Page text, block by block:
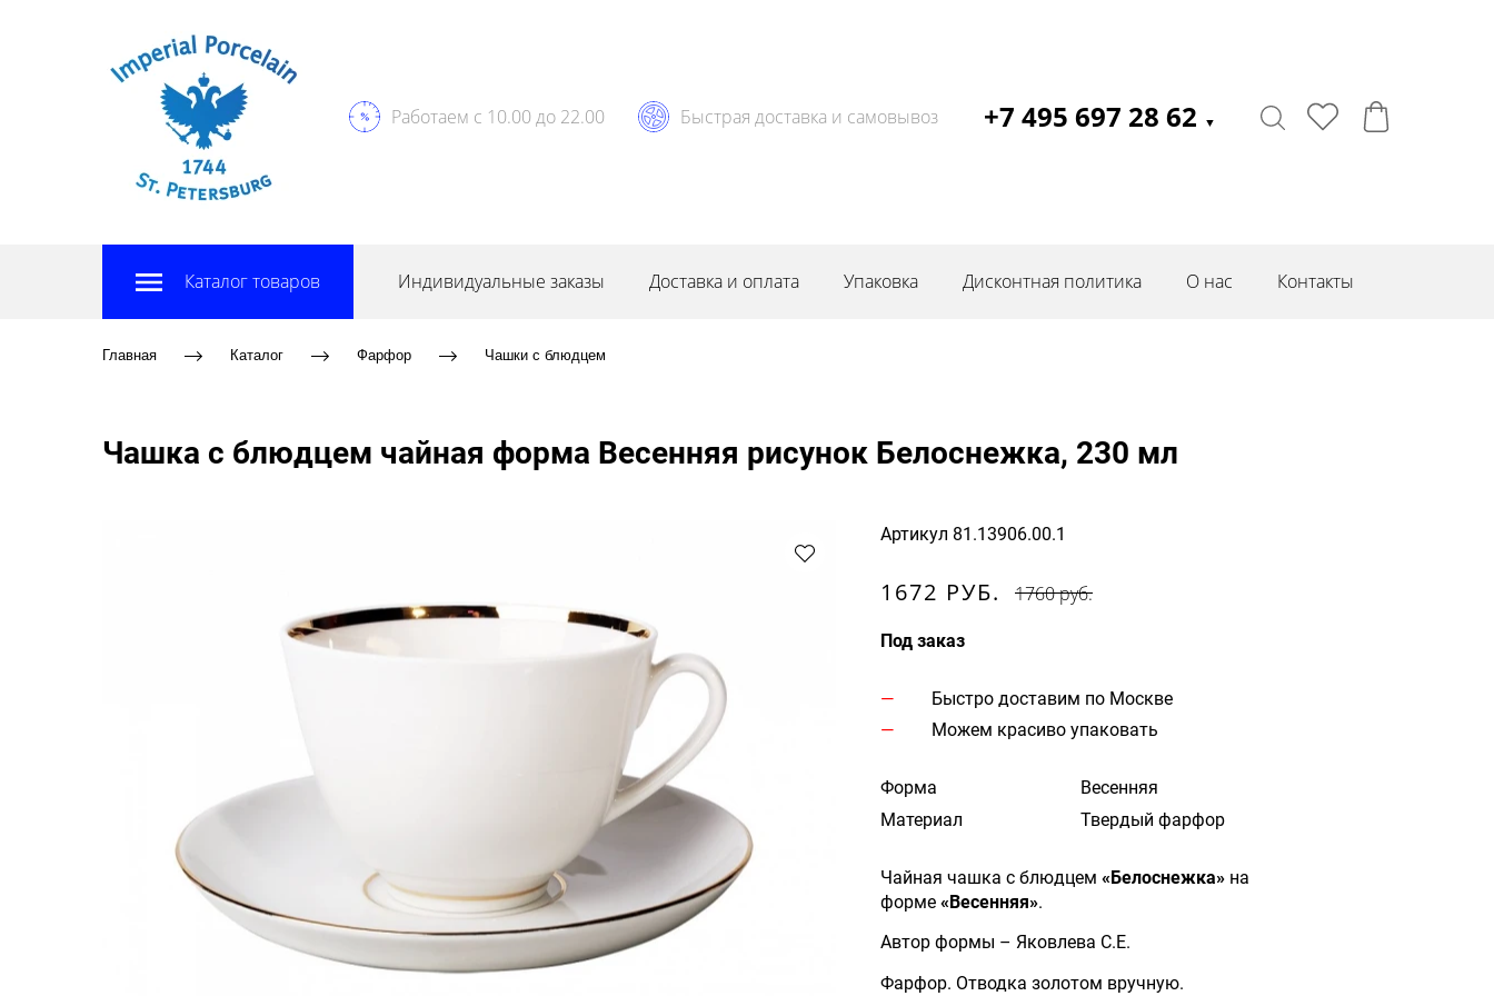
Работаем с 10.00 до 22.00 Быстрая доставка и самовывоз +7 495 697 28 62 ▼
Каталог товаров Индивидуальные заказы Доставка и оплата Упаковка Дисконтная политика О нас Контакты
Главная Каталог Фарфор Чашки с блюдцем
Чашка с блюдцем чайная форма Весенняя рисунок Белоснежка, 230 мл
Артикул 81.13906.00.1
1672 РУБ. 1760 руб.
Под заказ
Быстро доставим по Москве
Можем красиво упаковать
Форма
Весенняя
Материал
Твердый фарфор
Чайная чашка с блюдцем «Белоснежка» на
форме «Весенняя».
Автор формы – Яковлева С.Е.
Фарфор. Отводка золотом вручную.